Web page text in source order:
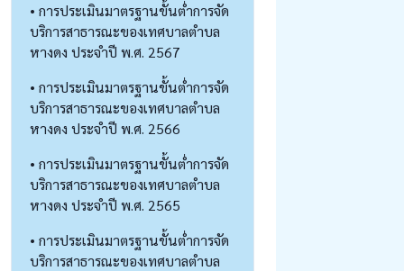
• การประเมินมาตรฐานขั้นต่ำการจัด
บริการสาธารณะของเทศบาลตำบล
หางดง ประจำปี พ.ศ. 2567
• การประเมินมาตรฐานขั้นต่ำการจัด
บริการสาธารณะของเทศบาลตำบล
หางดง ประจำปี พ.ศ. 2566
• การประเมินมาตรฐานขั้นต่ำการจัด
บริการสาธารณะของเทศบาลตำบล
หางดง ประจำปี พ.ศ. 2565
• การประเมินมาตรฐานขั้นต่ำการจัด
บริการสาธารณะของเทศบาลตำบล